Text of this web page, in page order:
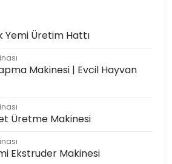
Yemi Üretim Hattı
Makinesi | Evcil Hayvan
Üretme Makinesi
Ekstruder Makinesi